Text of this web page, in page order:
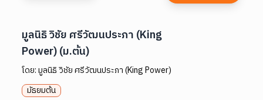
มูลนิธิ วิชัย ศรีวัฒนประภา (King
Power) (ม.ต้น)
โดย:มูลนิธิ วิชัย ศรีวัฒนประภา (King Power)
มัธยมต้น